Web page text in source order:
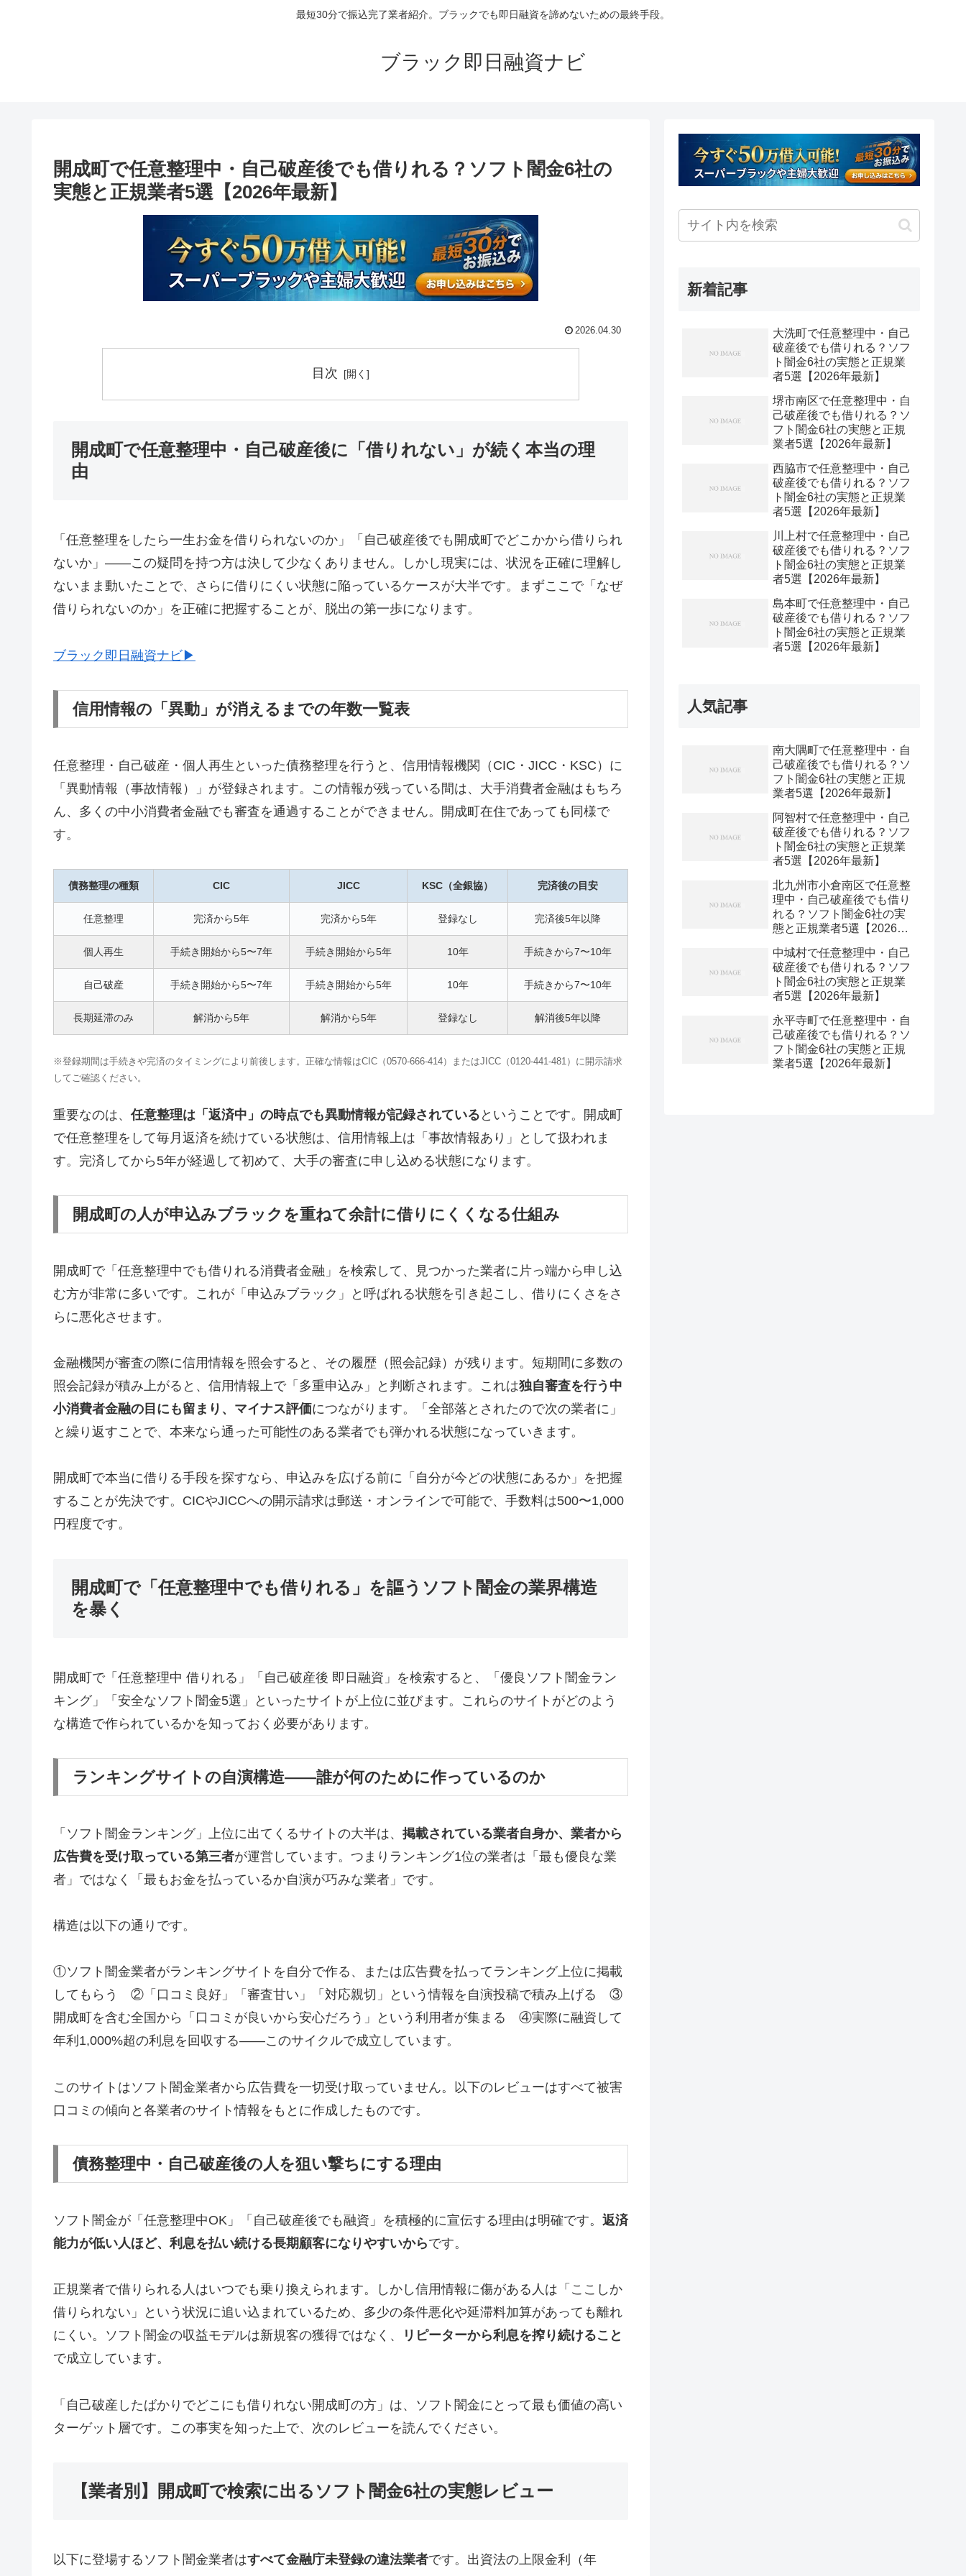
最短30分で振込完了業者紹介。ブラックでも即日融資を諦めないための最終手段。
ブラック即日融資ナビ
開成町で任意整理中・自己破産後でも借りれる？ソフト闇金6社の
実態と正規業者5選【2026年最新】
2026.04.30
目次
開成町で任意整理中・自己破産後に「借りれない」が続く本当の理
由
「任意整理をしたら一生お金を借りられないのか」「自己破産後でも開成町でどこかから借りられ
ないか」——この疑問を持つ方は決して少なくありません。しかし現実には、状況を正確に理解し
ないまま動いたことで、さらに借りにくい状態に陥っているケースが大半です。まずここで「なぜ
借りられないのか」を正確に把握することが、脱出の第一歩になります。
ブラック即日融資ナビ▶
信用情報の「異動」が消えるまでの年数一覧表
任意整理・自己破産・個人再生といった債務整理を行うと、信用情報機関（CIC・JICC・KSC）に
「異動情報（事故情報）」が登録されます。この情報が残っている間は、大手消費者金融はもちろ
ん、多くの中小消費者金融でも審査を通過することができません。開成町在住であっても同様で
す。
債務整理の種類 CIC JICC KSC（全銀協） 完済後の目安
任意整理 完済から5年 完済から5年 登録なし 完済後5年以降
個人再生 手続き開始から5〜7年 手続き開始から5年 10年 手続きから7〜10年
自己破産 手続き開始から5〜7年 手続き開始から5年 10年 手続きから7〜10年
長期延滞のみ 解消から5年 解消から5年 登録なし 解消後5年以降
※登録期間は手続きや完済のタイミングにより前後します。正確な情報はCIC（0570-666-414）またはJICC（0120-441-481）に開示請求
してご確認ください。
重要なのは、 任意整理は「返済中」の時点でも異動情報が記録されている ということです。開成町
で任意整理をして毎月返済を続けている状態は、信用情報上は「事故情報あり」として扱われま
す。完済してから5年が経過して初めて、大手の審査に申し込める状態になります。
開成町の人が申込みブラックを重ねて余計に借りにくくなる仕組み
開成町で「任意整理中でも借りれる消費者金融」を検索して、見つかった業者に片っ端から申し込
む方が非常に多いです。これが「申込みブラック」と呼ばれる状態を引き起こし、借りにくさをさ
らに悪化させます。
金融機関が審査の際に信用情報を照会すると、その履歴（照会記録）が残ります。短期間に多数の
照会記録が積み上がると、信用情報上で「多重申込み」と判断されます。これは独自審査を行う中
小消費者金融の目にも留まり、マイナス評価につながります。「全部落とされたので次の業者に」
と繰り返すことで、本来なら通った可能性のある業者でも弾かれる状態になっていきます。
開成町で本当に借りる手段を探すなら、申込みを広げる前に「自分が今どの状態にあるか」を把握
することが先決です。CICやJICCへの開示請求は郵送・オンラインで可能で、手数料は500〜1,000
円程度です。
開成町で「任意整理中でも借りれる」を謳うソフト闇金の業界構造
を暴く
開成町で「任意整理中 借りれる」「自己破産後 即日融資」を検索すると、「優良ソフト闇金ラン
キング」「安全なソフト闇金5選」といったサイトが上位に並びます。これらのサイトがどのよう
な構造で作られているかを知っておく必要があります。
ランキングサイトの自演構造——誰が何のために作っているのか
「ソフト闇金ランキング」上位に出てくるサイトの大半は、 掲載されている業者自身か、業者から
広告費を受け取っている第三者が運営しています。つまりランキング1位の業者は「最も優良な業
者」ではなく「最もお金を払っているか自演が巧みな業者」です。
構造は以下の通りです。
①ソフト闇金業者がランキングサイトを自分で作る、または広告費を払ってランキング上位に掲載
してもらう ②「口コミ良好」「審査甘い」「対応親切」という情報を自演投稿で積み上げる ③
開成町を含む全国から「口コミが良いから安心だろう」という利用者が集まる ④実際に融資して
年利1,000%超の利息を回収する——このサイクルで成立しています。
このサイトはソフト闇金業者から広告費を一切受け取っていません。以下のレビューはすべて被害
口コミの傾向と各業者のサイト情報をもとに作成したものです。
債務整理中・自己破産後の人を狙い撃ちにする理由
ソフト闇金が「任意整理中OK」「自己破産後でも融資」を積極的に宣伝する理由は明確です。 返済
能力が低い人ほど、利息を払い続ける長期顧客になりやすいからです。
正規業者で借りられる人はいつでも乗り換えられます。しかし信用情報に傷がある人は「ここしか
借りられない」という状況に追い込まれているため、多少の条件悪化や延滞料加算があっても離れ
にくい。ソフト闇金の収益モデルは新規客の獲得ではなく、
リピーターから利息を搾り続けること
で成立しています。
「自己破産したばかりでどこにも借りれない開成町の方」は、ソフト闇金にとって最も価値の高い
ターゲット層です。この事実を知った上で、次のレビューを読んでください。
【業者別】開成町で検索に出るソフト闇金6社の実態レビュー
以下に登場するソフト闇金業者はすべて金融庁未登録の違法業者です。出資法の上限金利（年
新着記事
大洗町で任意整理中・自己
破産後でも借りれる？ソフ
ト闇金6社の実態と正規業
者5選【2026年最新】
堺市南区で任意整理中・自
己破産後でも借りれる？ソ
フト闇金6社の実態と正規
業者5選【2026年最新】
西脇市で任意整理中・自己
破産後でも借りれる？ソフ
ト闇金6社の実態と正規業
者5選【2026年最新】
川上村で任意整理中・自己
破産後でも借りれる？ソフ
ト闇金6社の実態と正規業
者5選【2026年最新】
島本町で任意整理中・自己
破産後でも借りれる？ソフ
ト闇金6社の実態と正規業
者5選【2026年最新】
人気記事
南大隅町で任意整理中・自
己破産後でも借りれる？ソ
フト闇金6社の実態と正規
業者5選【2026年最新】
阿智村で任意整理中・自己
破産後でも借りれる？ソフ
ト闇金6社の実態と正規業
者5選【2026年最新】
北九州市小倉南区で任意整
理中・自己破産後でも借り
れる？ソフト闇金6社の実
態と正規業者5選【2026年
中城村で任意整理中・自己
破産後でも借りれる？ソフ
ト闇金6社の実態と正規業
者5選【2026年最新】
永平寺町で任意整理中・自
己破産後でも借りれる？ソ
フト闇金6社の実態と正規
業者5選【2026年最新】